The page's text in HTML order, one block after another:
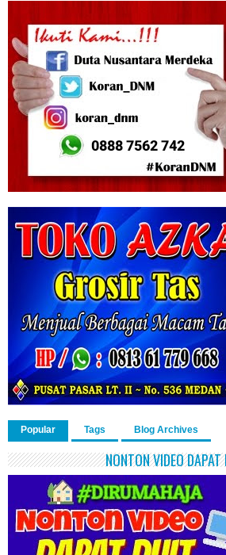
Popular Tags Blog Archives
NONTON VIDEO